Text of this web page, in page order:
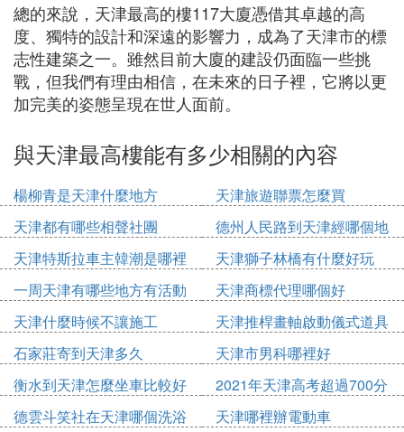
總的來說，天津最高的樓117大廈憑借其卓越的高
度、獨特的設計和深遠的影響力，成為了天津市的標
志性建築之一。雖然目前大廈的建設仍面臨一些挑
戰，但我們有理由相信，在未來的日子裡，它將以更
加完美的姿態呈現在世人面前。
與天津最高樓能有多少相關的內容
楊柳青是天津什麼地方
天津旅遊聯票怎麼買
天津都有哪些相聲社團
德州人民路到天津經哪個地
方
天津特斯拉車主韓潮是哪裡
天津獅子林橋有什麼好玩
一周天津有哪些地方有活動
天津商標代理哪個好
天津什麼時候不讓施工
天津推桿畫軸啟動儀式道具
多少錢
石家莊寄到天津多久
天津市男科哪裡好
衡水到天津怎麼坐車比較好
2021年天津高考超過700分
的有多少
德雲斗笑社在天津哪個洗浴 天津哪裡辦電動車